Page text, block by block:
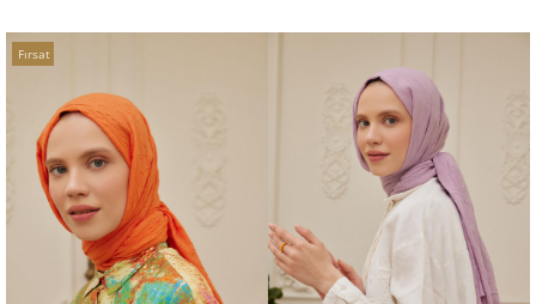
Fırsat